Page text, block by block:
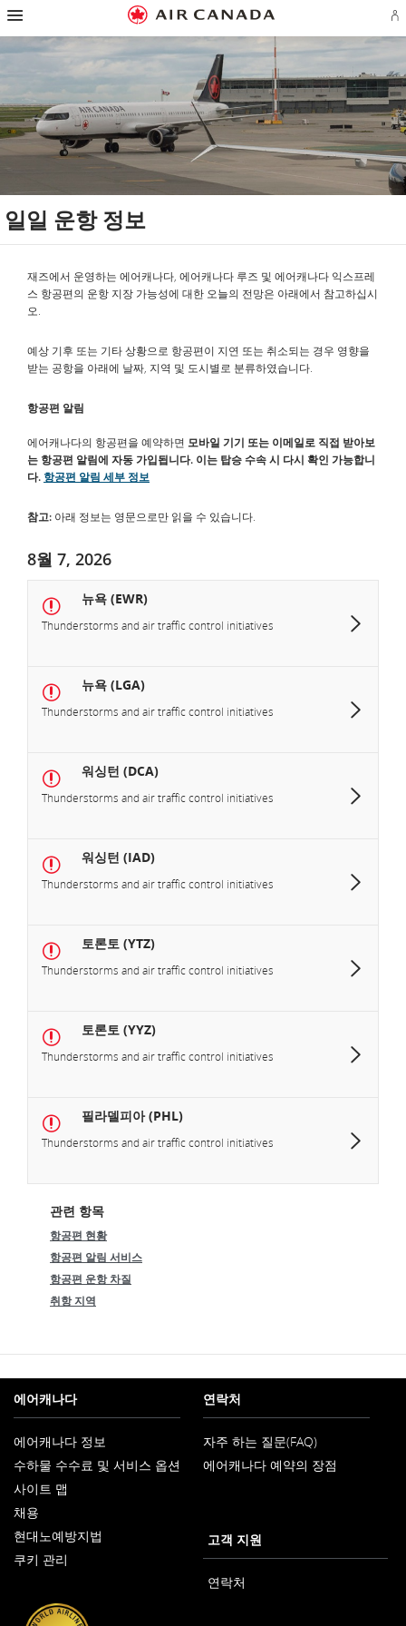
홈
이
지
건
뛰
기
주
탐
색
로
너
뛰
기
콘
츠
로
너
기
검
필
드
건
뛰
기
꼬
말
링
로
너
뛰
기
사
트
맵
로
너
뛰
기
연
처
로
너
기
거
탐
에
어
랜
계
정
로
그
인
또
는
계
정
일일 운항 정보
재즈에서 운영하는 에어캐나다, 에어캐나다 루즈 및 에어캐나다 익스프레
스 항공편의 운항 지장 가능성에 대한 오늘의 전망은 아래에서 참고하십시
오.
예상 기후 또는 기타 상황으로 항공편이 지연 또는 취소되는 경우 영향을
받는 공항을 아래에 날짜, 지역 및 도시별로 분류하였습니다.
항공편 알림
에어캐나다의 항공편을 예약하면 모바일 기기 또는 이메일로 직접 받아보
는 항공편 알림에 자동 가입됩니다. 이는 탑승 수속 시 다시 확인 가능합니
다. 항공편 알림 세부 정보
참고: 아래 정보는 영문으로만 읽을 수 있습니다.
8월 7, 2026
뉴욕 (EWR)
Thunderstorms and air traffic control initiatives
뉴욕 (LGA)
Thunderstorms and air traffic control initiatives
워싱턴 (DCA)
Thunderstorms and air traffic control initiatives
워싱턴 (IAD)
Thunderstorms and air traffic control initiatives
토론토 (YTZ)
Thunderstorms and air traffic control initiatives
토론토 (YYZ)
Thunderstorms and air traffic control initiatives
필라델피아 (PHL)
Thunderstorms and air traffic control initiatives
관련 항목
항공편 현황
항공편 알림 서비스
항공편 운항 차질
취항 지역
에어캐나다
에어캐나다 정보
창
수하물 수수료 및 서비스 옵션
사이트 맵
채용
창
으
로
현대노예방지법
쿠키 관리
연락처
자주 하는 질문(FAQ)
에어캐나다 예약의 장점
고객 지원
연락처